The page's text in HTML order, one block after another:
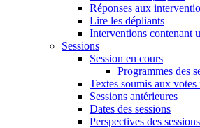
Réponses aux
Lire les dépliants
Interventions contenant
Sessions
Session en cours
Programmes des
Textes soumis aux
Sessions antérieures
Dates des sessions
Perspectives des sessions